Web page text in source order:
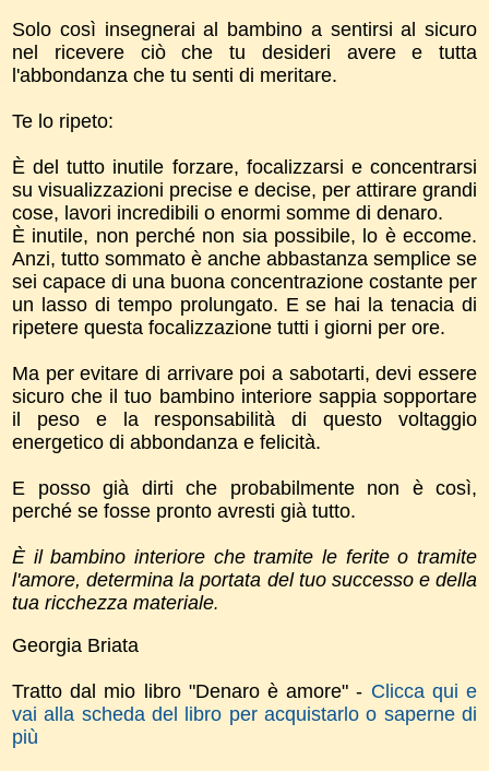
Solo così insegnerai al bambino a sentirsi al sicuro
nel ricevere ciò che tu desideri avere e tutta
l'abbondanza che tu senti di meritare.
Te lo ripeto:
È del tutto inutile forzare, focalizzarsi e concentrarsi
su visualizzazioni precise e decise, per attirare grandi
cose, lavori incredibili o enormi somme di denaro.
È inutile, non perché non sia possibile, lo è eccome.
Anzi, tutto sommato è anche abbastanza semplice se
sei capace di una buona concentrazione costante per
un lasso di tempo prolungato. E se hai la tenacia di
ripetere questa focalizzazione tutti i giorni per ore.
Ma per evitare di arrivare poi a sabotarti, devi essere
sicuro che il tuo bambino interiore sappia sopportare
il peso e la responsabilità di questo voltaggio
energetico di abbondanza e felicità.
E posso già dirti che probabilmente non è così,
perché se fosse pronto avresti già tutto.
È il bambino interiore che tramite le ferite o tramite
l'amore, determina la portata del tuo successo e della
tua ricchezza materiale.
Georgia Briata
Tratto dal mio libro "Denaro è amore" - Clicca qui e
vai alla scheda del libro per acquistarlo o saperne di
più